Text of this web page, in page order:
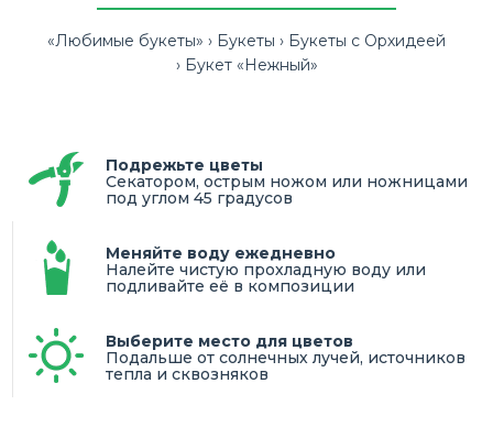
«Любимые букеты» Букеты
Букеты с Орхидеей
Букет «Нежный»
Подрежьте цветы
Секатором, острым ножом или ножницами
под углом 45 градусов
Меняйте воду ежедневно
Налейте чистую прохладную воду или
подливайте её в композиции
Выберите место для цветов
Подальше от солнечных лучей, источников
тепла и сквозняков